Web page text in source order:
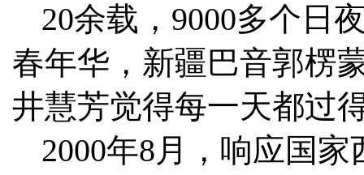
20余载，9000多个
春年华，新疆巴音郭楞
井慧芳觉得每一天都过
2000年8月，响应国